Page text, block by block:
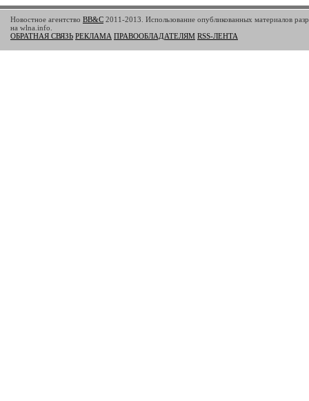
Новостное агентство BB&C 2011-2013. Использование опубликованных материалов
на wlna.info.
ОБРАТНАЯ СВЯЗЬ РЕКЛАМА ПРАВООБЛАДАТЕЛЯМ RSS-ЛЕНТА